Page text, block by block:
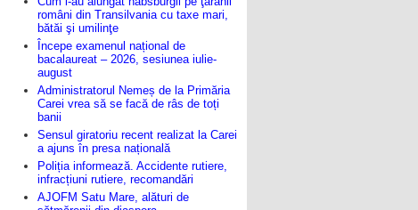
români din Transilvania cu taxe mari,
bătăi şi umilinţe
Începe examenul național de
bacalaureat – 2026, sesiunea iulie-
august
Administratorul Nemeș de la Primăria
Carei vrea să se facă de râs de toți
banii
Sensul giratoriu recent realizat la Carei
a ajuns în presa națională
Poliția informează. Accidente rutiere,
infracțiuni rutiere, recomandări
AJOFM Satu Mare, alături de